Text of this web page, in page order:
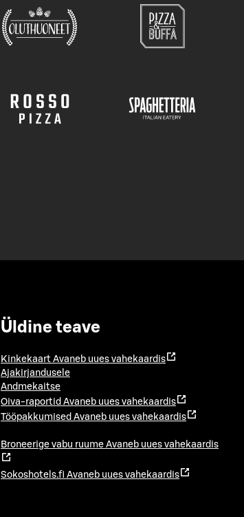
Üldine teave
Kinkekaart Avaneb uues vahekaardis
Ajakirjandusele
Andmekaitse
Oiva-raportid Avaneb uues vahekaardis
Tööpakkumised Avaneb uues vahekaardis
Broneerige vabu ruume Avaneb uues vahekaardis
Sokoshotels.fi Avaneb uues vahekaardis